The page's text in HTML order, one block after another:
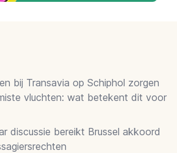
bij Transavia op Schiphol zorgen
vluchten: wat betekent dit voor
discussie bereikt Brussel akkoord